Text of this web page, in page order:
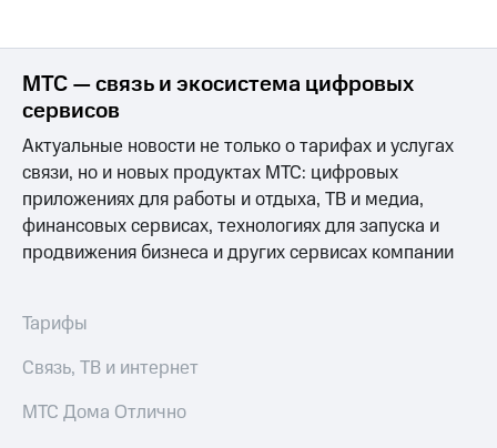
Контакты
Пригласить
спикера
и акционерам
Корпоративное
управление
Корпоративный
секретарь
Документы
"МТС"
МТС — связь и экосистема цифровых
сервисов
Актуальные новости не только о тарифах и услугах
связи, но и новых продуктах МТС: цифровых
приложениях для работы и отдыха, ТВ и медиа,
финансовых сервисах, технологиях для запуска и
продвижения бизнеса и других сервисах компании
Тарифы
Связь, ТВ и интернет
МТС Дома Отлично